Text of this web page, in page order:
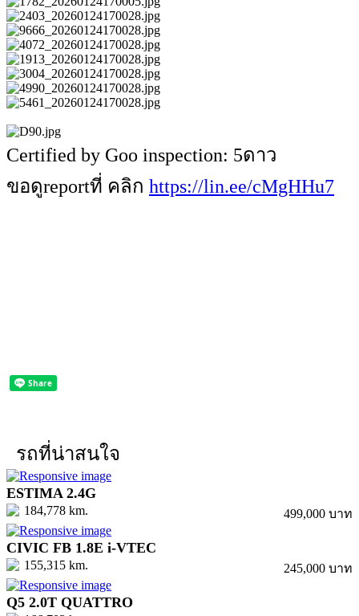
Certified by Goo inspection: 5ดาว
ขอดูreportที่ คลิก https://lin.ee/cMgHHu7
รถที่น่าสนใจ
ESTIMA 2.4G
184,778 km. 499,000 บาท
CIVIC FB 1.8E i-VTEC
155,315 km. 245,000 บาท
Q5 2.0T QUATTRO